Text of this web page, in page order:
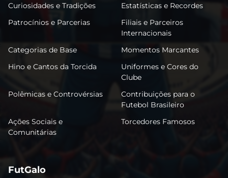
Curiosidades e Tradições
Estatísticas e Recordes
Patrocínios e Parcerias
Filiais e Parceiros
Internacionais
Categorias de Base
Momentos Marcantes
Hino e Cantos da Torcida
Uniformes e Cores do
Clube
Polêmicas e Controvérsias
Contribuições para o
Futebol Brasileiro
Ações Sociais e
Comunitárias
Torcedores Famosos
FutGalo